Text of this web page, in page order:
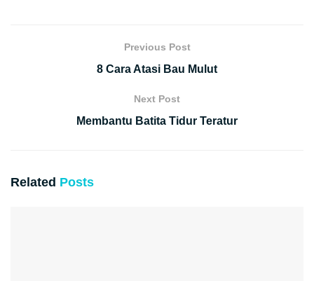
Previous Post
8 Cara Atasi Bau Mulut
Next Post
Membantu Batita Tidur Teratur
Related Posts